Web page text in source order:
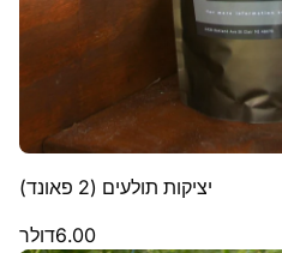
יציקות תולעים (2 פאונד)
דולר6.00